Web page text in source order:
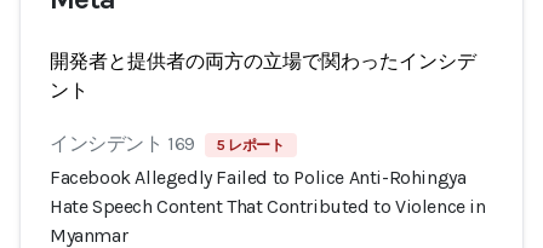
開発者と提供者の両方の立場で関わったインシデ
ント
インシデント 169 5 レポート
Facebook Allegedly Failed to Police Anti-Rohingya
Hate Speech Content That Contributed to Violence in
Myanmar